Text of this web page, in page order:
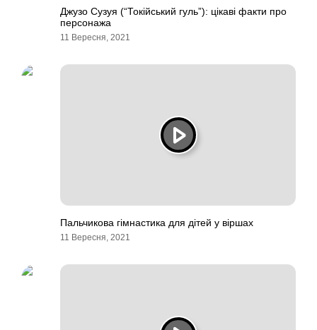
Джузо Сузуя (“Токійський гуль”): цікаві факти про
персонажа
11 Вересня, 2021
Пальчикова гімнастика для дітей у віршах
11 Вересня, 2021